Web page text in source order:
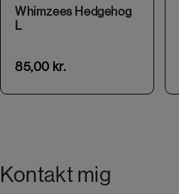
Whimzees Hedgehog
L
85,00 kr.
Kontakt mig